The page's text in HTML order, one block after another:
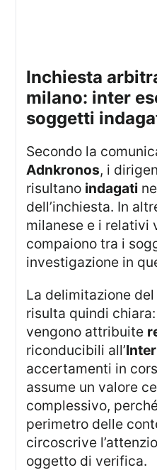
inchiesta arbitrale procura di
milano: inter
soggetti
Secondo la
Adnkronos, i
risultano indagati
dell’inchiesta. In
milanese e i relativi
compaiono tra i
investigazione in
La delimitazione del campo di azione
risulta quindi
vengono attribuite
riconducibili all’Inter
accertamenti in
assume un valore
complessivo,
perimetro delle
circoscrive
oggetto di verifica.